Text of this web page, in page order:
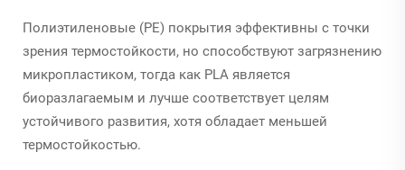
Полиэтиленовые (PE) покрытия эффективны с точки
зрения термостойкости, но способствуют загрязнению
микропластиком, тогда как PLA является
биоразлагаемым и лучше соответствует целям
устойчивого развития, хотя обладает меньшей
термостойкостью.